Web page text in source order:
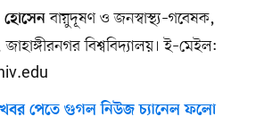
হোসেনবায়ুদূষণ ও জনস্বাস্থ্য–গবেষক,
বিশ্ববিদ্যালয়। ই–মেইল:
পেতে গুগল নিউজ চ্যানেল ফলো